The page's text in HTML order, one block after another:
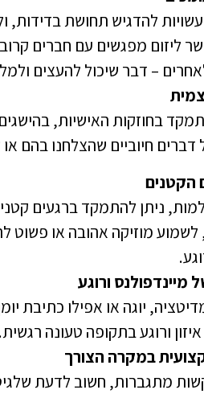
עשויות להדגיש תחושת
ליזום מפגשים עם חברים
– דבר שיכול להעצים
בחוזקות האישיות,
דברים חיוביים שהצלחנו בהם
הקטנים
ניתן להתמקד ברגעים
מוזיקה אהובה או פשוט
מיינדפולנס ורוגע
יוגה או אפילו כתיבת
ורוגע בתקופה טעונה רגשית.
במקרה הצורך
מתגברות, חשוב לדעת